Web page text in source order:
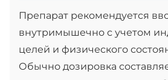
Препарат рекомендуется
внутримышечно с учетом
целей и физического
Обычно дозировка